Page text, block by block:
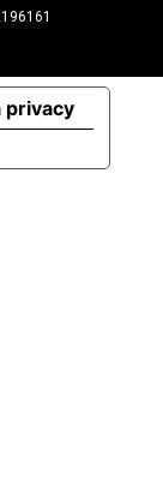
privacy